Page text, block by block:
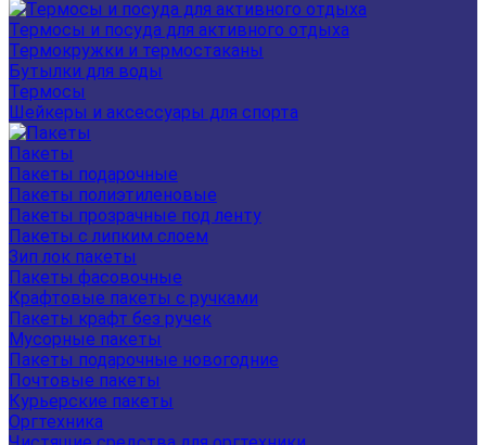
Термосы и посуда для активного отдыха
Термокружки и термостаканы
Бутылки для воды
Термосы
Шейкеры и аксессуары для спорта
Пакеты
Пакеты подарочные
Пакеты полиэтиленовые
Пакеты прозрачные под ленту
Пакеты с липким слоем
Зип лок пакеты
Пакеты фасовочные
Крафтовые пакеты с ручками
Пакеты крафт без ручек
Мусорные пакеты
Пакеты подарочные новогодние
Почтовые пакеты
Курьерские пакеты
Оргтехника